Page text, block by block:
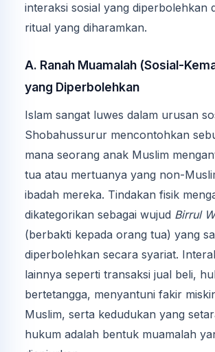
interaksi sosial yang diperbolehkan
ritual yang diharamkan.
A. Ranah Muamalah (Sosial-
yang Diperbolehkan
Islam sangat luwes dalam urusan
Shobahussurur mencontohkan
mana seorang anak Muslim
tua atau mertuanya yang non-
ibadah mereka. Tindakan fisik
dikategorikan sebagai wujud Birrul
(berbakti kepada orang tua) yang
diperbolehkan secara syariat.
lainnya seperti transaksi jual beli,
bertetangga, menyantuni fakir
Muslim, serta kedudukan yang
hukum adalah bentuk muamalah